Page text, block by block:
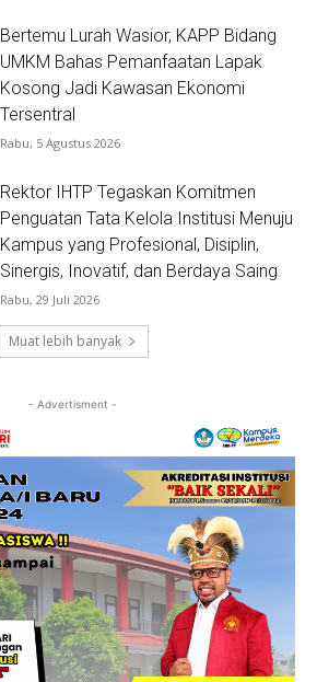
Bertemu Lurah Wasior, KAPP Bidang
UMKM Bahas Pemanfaatan Lapak
Kosong Jadi Kawasan Ekonomi
Tersentral
Rabu, 5 Agustus 2026
Rektor IHTP Tegaskan Komitmen
Penguatan Tata Kelola Institusi Menuju
Kampus yang Profesional, Disiplin,
Sinergis, Inovatif, dan Berdaya Saing
Rabu, 29 Juli 2026
Muat lebih banyak
- Advertisment -